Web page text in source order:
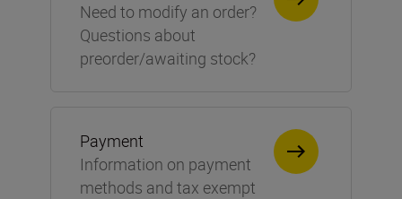
Need to modify an order?
Questions about
preorder/awaiting stock?
Payment
Information on payment
methods and tax exempt